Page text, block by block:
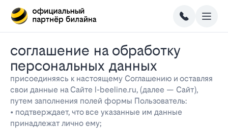
соглашение на обработку
персональных данных
присоединяясь к настоящему Соглашению и оставляя
свои данные на Сайте l-beeline.ru, (далее — Сайт),
путем заполнения полей формы Пользователь:
• подтверждает, что все указанные им данные
принадлежат лично ему;